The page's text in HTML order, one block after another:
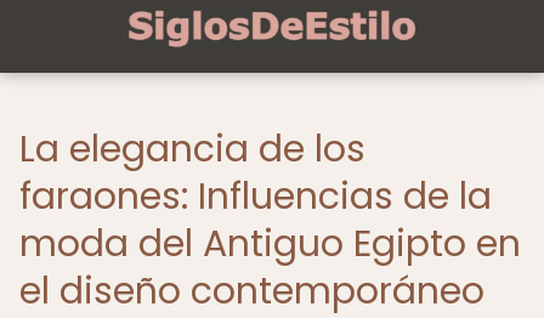
La elegancia de los
faraones: Influencias de la
moda del Antiguo Egipto en
el diseño contemporáneo